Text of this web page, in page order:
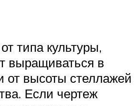
типа культуры,
выращиваться в
от высоты стеллажей
Если чертеж